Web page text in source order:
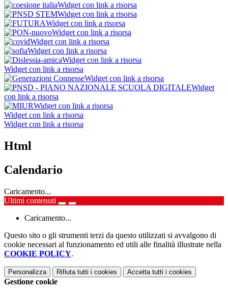
Widget con link a risorsa
Widget con link a risorsa
Widget con link a risorsa
Widget con link a risorsa
Widget con link a risorsa
Widget con link a risorsa
Widget con link a risorsa
Widget con link a risorsa
Widget con link a risorsa
Widget
con link a risorsa
Widget con link a risorsa
Widget con link a risorsa
Widget con link a risorsa
Html
Calendario
Caricamento...
Ultimi contenuti
Caricamento...
Questo sito o gli strumenti terzi da questo utilizzati si avvalgono di
cookie necessari al funzionamento ed utili alle finalità illustrate nella
COOKIE POLICY.
Personalizza Rifiuta tutti i cookies Accetta tutti i cookies
Gestione cookie